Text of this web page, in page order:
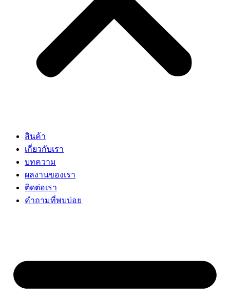
สินค้า
เกี่ยวกับเรา
บทความ
ผลงานของเรา
ติดต่อเรา
คำถามที่พบบ่อย